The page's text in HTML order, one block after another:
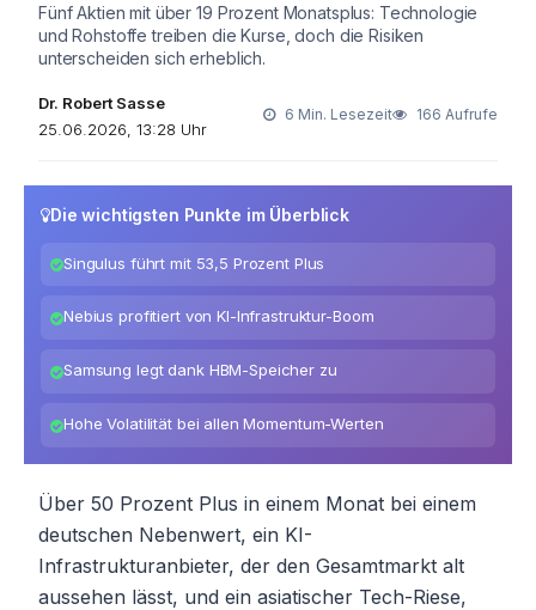
Fünf Aktien mit über 19 Prozent Monatsplus: Technologie
und Rohstoffe treiben die Kurse, doch die Risiken
unterscheiden sich erheblich.
Dr. Robert Sasse
25.06.2026, 13:28 Uhr
6 Min. Lesezeit 166 Aufrufe
Die wichtigsten Punkte im Überblick
Singulus führt mit 53,5 Prozent Plus
Nebius profitiert von KI-Infrastruktur-Boom
Samsung legt dank HBM-Speicher zu
Hohe Volatilität bei allen Momentum-Werten
Über 50 Prozent Plus in einem Monat bei einem
deutschen Nebenwert, ein KI-
Infrastrukturanbieter, der den Gesamtmarkt alt
aussehen lässt, und ein asiatischer Tech-Riese,